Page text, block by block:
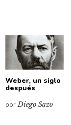
Weber, un siglo
después
porDiego Sazo